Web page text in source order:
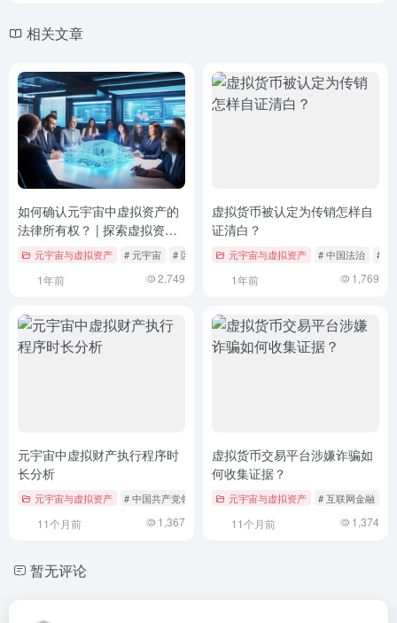
相关文章
如何确认元宇宙中虚拟资产的
法律所有权？ | 探索虚拟资产
确权的法律框架与实践路径
元宇宙与虚拟资产 # 元宇宙 # 区块链 # 法律所有权
1年前 2,749
虚拟货币被认定为传销怎样自
证清白？
元宇宙与虚拟资产 # 中国法治 # 传
1年前 1,769
元宇宙中虚拟财产执行程序时
长分析
元宇宙与虚拟资产 # 中国共产党领导 # 元宇宙 # 区块链
11个月前 1,367
虚拟货币交易平台涉嫌诈骗如
何收集证据？
元宇宙与虚拟资产 # 互联网金融
11个月前 1,374
暂无评论